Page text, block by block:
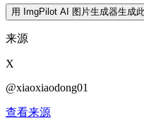
用 ImgPilot AI 图片生成器生成
来源
X
@xiaoxiaodong01
查看来源